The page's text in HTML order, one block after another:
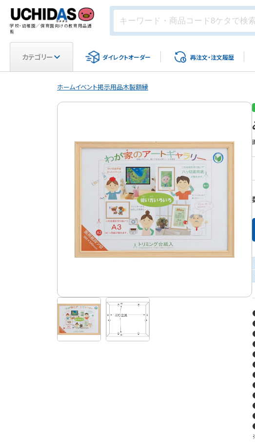
学校・幼稚園／保育園向けの教育用品通
販
カテゴリー ダイレクトオーダー 再注文・注文履歴
ホームイベント掲示用品木製額縁